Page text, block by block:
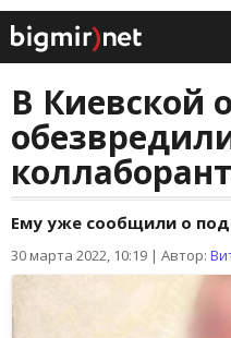
В Киевской
Ему уже сообщили о
30 марта 2022, 10:19 | Автор: